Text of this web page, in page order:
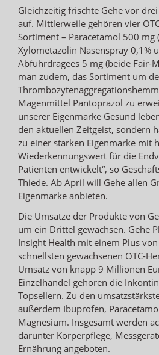
Gleichzeitig frischte Gehe vor
auf. Mittlerweile gehören vier
Sortiment – Paracetamol 500 mg
Xylometazolin Nasenspray 0,1%
Abführdragees 5 mg (beide Fair-
man zudem, das Sortiment um
Magenmittel Pantoprazol zu
unserer Eigenmarke Gesund
den aktuellen Zeitgeist, sondern
zu einer starken Eigenmarke mit
Wiederkennungswert für die
Patienten entwickelt“, so
Thiede. Ab April will Gehe allen
Eigenmarke anbieten.
Die Umsätze der Produkte von
um ein Drittel gewachsen. Gehe
Insight Health mit einem Plus
schnellsten gewachsenen OTC-
Umsatz von knapp 9 Millionen
Einzelhandel gehören die
Topsellern. Zu den
außerdem Ibuprofen,
Magnesium. Insgesamt werden
darunter Körperpflege,
Ernährung angeboten.